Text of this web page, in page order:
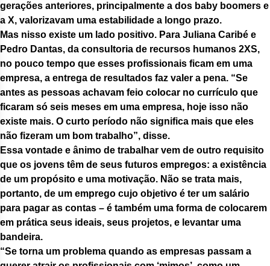
gerações anteriores, principalmente a dos baby boomers e
a X, valorizavam uma estabilidade a longo prazo.
Mas nisso existe um lado positivo. Para Juliana Caribé e
Pedro Dantas, da consultoria de recursos humanos 2XS,
no pouco tempo que esses profissionais ficam em uma
empresa, a entrega de resultados faz valer a pena. “Se
antes as pessoas achavam feio colocar no currículo que
ficaram só seis meses em uma empresa, hoje isso não
existe mais. O curto período não significa mais que eles
não fizeram um bom trabalho”, disse.
Essa vontade e ânimo de trabalhar vem de outro requisito
que os jovens têm de seus futuros empregos: a existência
de um propósito e uma motivação. Não se trata mais,
portanto, de um emprego cujo objetivo é ter um salário
para pagar as contas – é também uma forma de colocarem
em prática seus ideais, seus projetos, e levantar uma
bandeira.
“Se torna um problema quando as empresas passam a